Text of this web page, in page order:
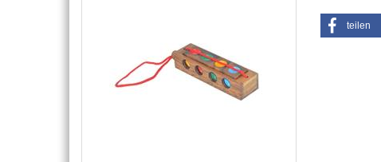
teilen